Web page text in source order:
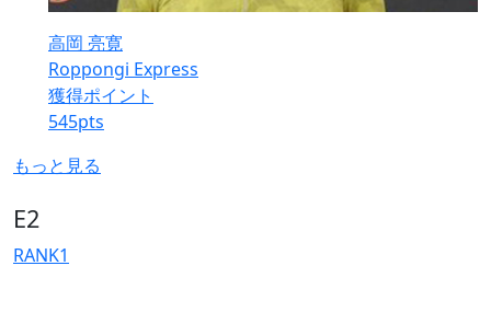
高岡 亮寛
Roppongi Express
獲得ポイント
545pts
もっと見る
E2
RANK1